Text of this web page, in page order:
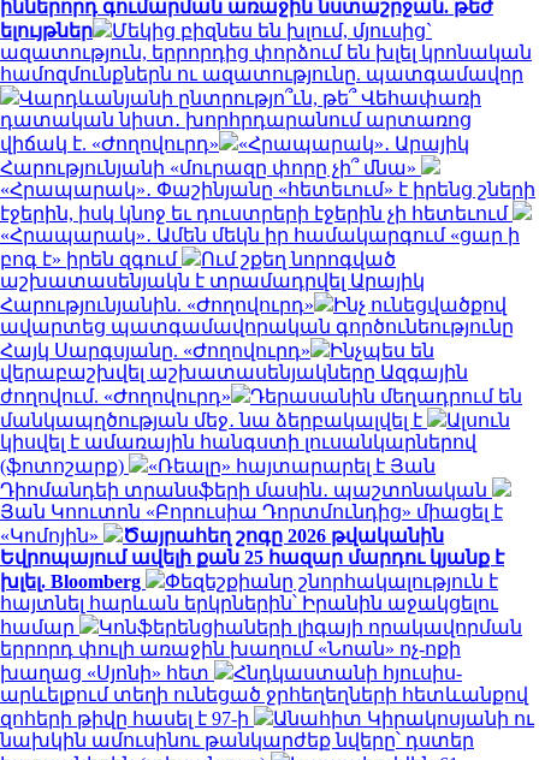
իններորդ գումարման առաջին նստաշրջան. թեժ
ելույթներ
Մեկից բիզնես են խլում, մյուսից`
ազատություն, երրորդից փորձում են խլել կրոնական
համոզմունքներն ու ազատությունը. պատգամավոր
Վարդևանյանի ընտրությո՞ւն, թե՞ Վեհափառի
դատական նիստ․ խորհրդարանում արտառոց
վիճակ է. «Ժողովուրդ»
«Հրապարակ»․ Արայիկ
Հարությունյանի «մուրազը փորը չի՞ մնա»
«Հրապարակ»․ Փաշինյանը «հետեւում» է իրենց շների
էջերին, իսկ կնոջ եւ դուստրերի էջերին չի հետեւում
«Հրապարակ»․ Ամեն մեկն իր համակարգում «ցար ի
բոգ է» իրեն զգում
Ում շքեղ նորոգված
աշխատասենյակն է տրամադրվել Արայիկ
Հարությունյանին. «Ժողովուրդ»
Ինչ ունեցվածքով
ավարտեց պատգամավորական գործունեությունը
Հայկ Սարգսյանը. «Ժողովուրդ»
Ինչպես են
վերաբաշխվել աշխատասենյակները Ազգային
ժողովում. «Ժողովուրդ»
Դերասանին մեղադրում են
մանկապղծության մեջ․ նա ձերբակալվել է
Ալսուն
կիսվել է ամառային հանգստի լուսանկարներով
(ֆոտոշարք)
«Ռեալը» հայտարարել է Յան
Դիոմանդեի տրանսֆերի մասին․ պաշտոնական
Յան Կոուտոն «Բորուսիա Դորտմունդից» միացել է
«Կոմոյին»
Ծայրահեղ շոգը 2026 թվականին
Եվրոպայում ավելի քան 25 հազար մարդու կյանք է
խլել. Bloomberg
Փեզեշքիանը շնորհակալություն է
հայտնել հարևան երկրներին՝ Իրանին աջակցելու
համար
Կոնֆերենցիաների լիգայի որակավորման
երրորդ փուլի առաջին խաղում «Նոան» ոչ-ոքի
խաղաց «Սյոնի» հետ
Հնդկաստանի հյուսիս-
արևելքում տեղի ունեցած ջրհեղեղների հետևանքով
զոհերի թիվը հասել է 97-ի
Անահիտ Կիրակոսյանի ու
նախկին ամուսինու թանկարժեք նվերը՝ դստեր